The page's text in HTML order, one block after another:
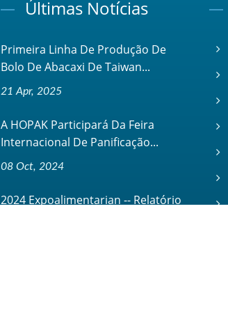
Últimas Notícias
Primeira Linha De Produção De
Bolo De Abacaxi De Taiwan...
21 Apr, 2025
A HOPAK Participará Da Feira
Internacional De Panificação...
08 Oct, 2024
2024 Expoalimentarian -- Relatório